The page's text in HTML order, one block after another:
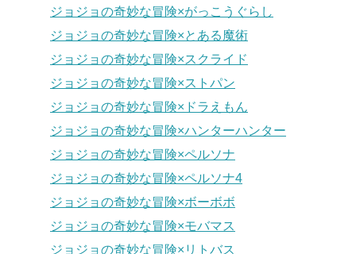
ジョジョの奇妙な冒険×がっこうぐらし
ジョジョの奇妙な冒険×とある魔術
ジョジョの奇妙な冒険×スクライド
ジョジョの奇妙な冒険×ストパン
ジョジョの奇妙な冒険×ドラえもん
ジョジョの奇妙な冒険×ハンターハンター
ジョジョの奇妙な冒険×ペルソナ
ジョジョの奇妙な冒険×ペルソナ4
ジョジョの奇妙な冒険×ボーボボ
ジョジョの奇妙な冒険×モバマス
ジョジョの奇妙な冒険×リトバス